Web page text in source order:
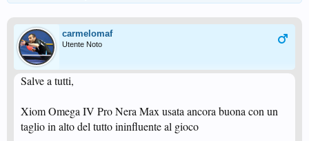
carmelomaf
Utente Noto
Salve a tutti,
Xiom Omega IV Pro Nera Max usata ancora buona con un
taglio in alto del tutto ininfluente al gioco